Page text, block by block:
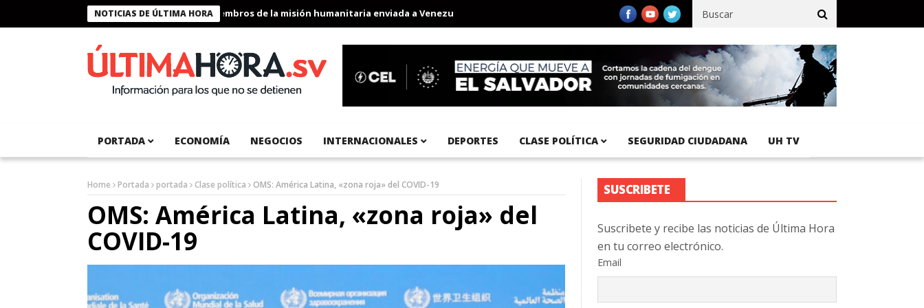
NOTICIAS DE ÚLTIMA HORA
Presidente Bukele condecora a miembros de la misión humanitaria enviada a Venezuela Aeropuerto Internacional del Pacífico registra 92 % de avance en obras de terracería
PORTADA ECONOMÍA NEGOCIOS INTERNACIONALES DEPORTES CLASE POLÍTICA SEGURIDAD CIUDADANA UH TV
Home Portada portada Clase política OMS: América Latina, «zona roja» del COVID-19
OMS: América Latina, «zona roja» del
COVID-19
SUSCRIBETE
Suscribete y recibe las noticias de Última Hora
en tu correo electrónico.
Email